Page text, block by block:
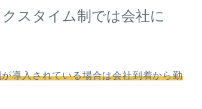
スタイム制では会社に
導入されている場合は会社到着から勤